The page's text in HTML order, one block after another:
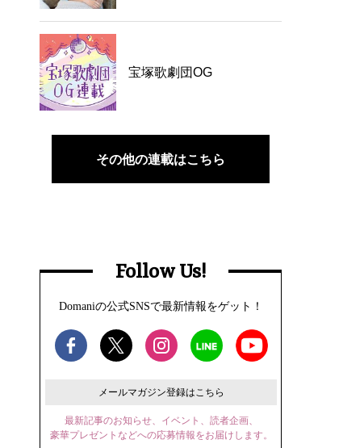
宝塚歌劇団OG
その他の連載はこちら
Follow Us!
Domaniの公式SNSで最新情報をゲット！
メールマガジン登録はこちら
最新記事のお知らせ、イベント、読者企画、
豪華プレゼントなどへの応募情報をお届けします。